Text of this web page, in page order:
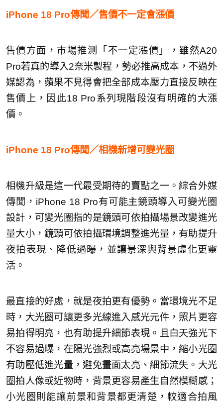
iPhone 18 Pro傳聞／售價不一定會漲價
售價方面，市場推測「不一定漲價」，雖然A20
Pro若真的導入2奈米製程，勢必推高成本，不過外
媒認為，蘋果不見得會把全部成本壓力直接反映在
售價上，因此18 Pro系列現階段沒有明確的大漲
價。
iPhone 18 Pro傳聞／相機新增可變光圈
相機升級是這一代最受期待的賣點之一。綜合外媒
傳聞，iPhone 18 Pro有可能主鏡頭導入可變光圈
設計，可變光圈指的是鏡頭可依拍攝場景改變進光
量大小，鏡頭可依拍攝環境調整進光量，有助提升
夜拍表現、降低過曝，並讓景深與背景虛化更靈
活。
最直接的好處，就是夜拍更有優勢。當環境光不足
時，大光圈可讓更多光線進入感光元件，照片更容
易拍得明亮，也有助提升細節表現。且白天強光下
不容易過曝，在陽光強烈或高亮場景中，縮小光圈
有助壓低進光量，避免畫面太亮、細節流失。大光
圈拍人像或近物時，背景更容易產生自然模糊感；
小光圈則能讓前景和背景都更清楚，較適合拍風